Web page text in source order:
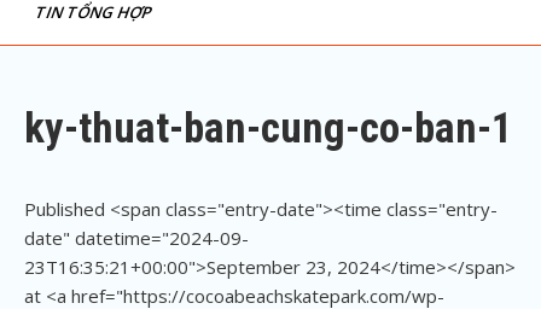
TIN TỔNG HỢP
ky-thuat-ban-cung-co-ban-1
Published <span class="entry-date"><time class="entry-
date" datetime="2024-09-
23T16:35:21+00:00">September 23, 2024</time></span>
at <a href="https://cocoabeachskatepark.com/wp-